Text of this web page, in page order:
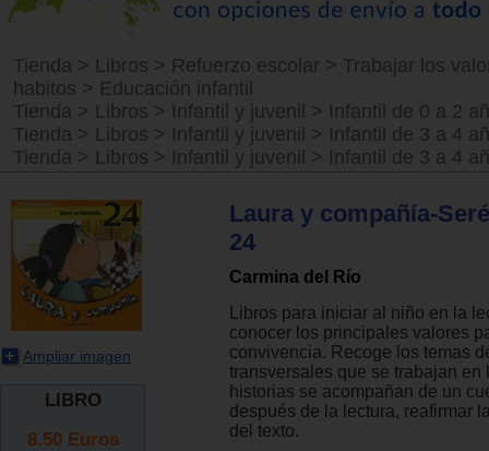
Tienda > Libros > Refuerzo escolar > Trabajar los
habitos > Educación infantil
Tienda > Libros > Infantil y juvenil > Infantil de 0 a 2
Tienda > Libros > Infantil y juvenil > Infantil de 3 a 4
Tienda > Libros > Infantil y juvenil > Infantil de 3 a 4
Ampliar imagen
LIBRO
8.50 Euros
Laura y compañía-
24
Carmina del Río
Libros para iniciar al niño en la
conocer los principales valores
convivencia. Recoge los temas
transversales que se trabajan en
historias se acompañan de un
después de la lectura, reafirmar
del texto.